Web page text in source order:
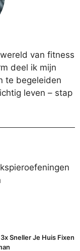
van fitness
deel ik mijn
te begeleiden
leven – stap
Sneller Je Huis Fixen